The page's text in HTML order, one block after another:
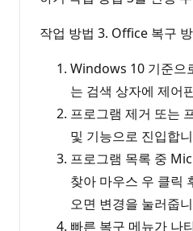
작업 방법 3. Office 복구
Windows 10 기준으
는 검색 상자에 제어
프로그램 제거 또는
및 기능으로 진입합
프로그램 목록 중
찾아 마우스 우 클릭
오면 변경을 눌러줍
빠른 복구 메뉴가 나